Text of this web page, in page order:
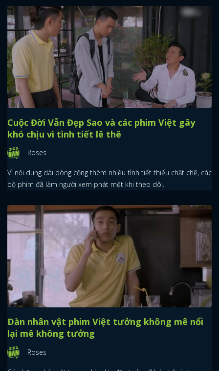
Cuộc Đời Vẫn Đẹp Sao và các phim Việt gây
khó chịu vì tình tiết lê thê
Roses
Vì nội dung dài dòng cộng thêm nhiều tình tiết thiếu chặt chẽ, các
bộ phim đã làm người xem phát mệt khi theo dõi.
Dàn nhân vật phim Việt tưởng không mê nổi
lại mê không tưởng
Roses